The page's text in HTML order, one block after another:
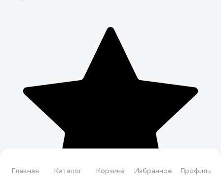
Главная Каталог Корзина Избранное Профиль
и будьте в курсе! Акции, скидки,